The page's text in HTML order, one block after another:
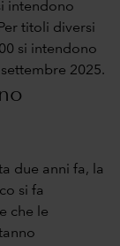
intendono
titoli diversi
si intendono
2025.
due anni fa, la
si fa
che le